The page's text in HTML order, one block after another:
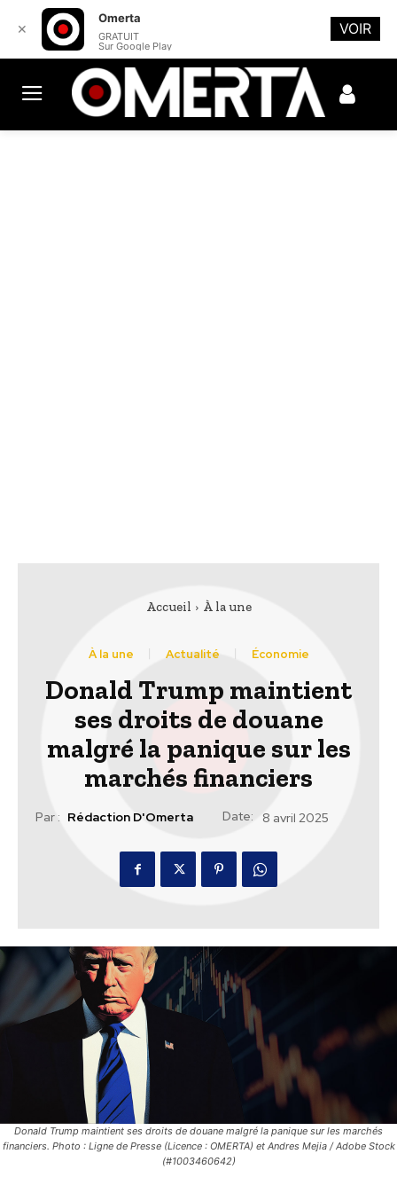
Accueil À la une
À la une Actualité Économie
Donald Trump maintient
ses droits de douane
malgré la panique sur les
marchés financiers
Par : Rédaction D'Omerta Date: 8 avril 2025
Donald Trump maintient ses droits de douane malgré la panique sur les marchés
financiers. Photo : Ligne de Presse (Licence : OMERTA) et Andres Mejia / Adobe Stock
(#1003460642)
✕
Omerta
GRATUIT
Sur Google Play
VOIR